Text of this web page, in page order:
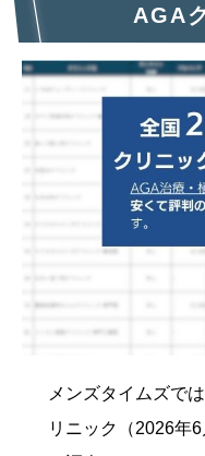
AGA
メンズタイムズで
リニック（2026年